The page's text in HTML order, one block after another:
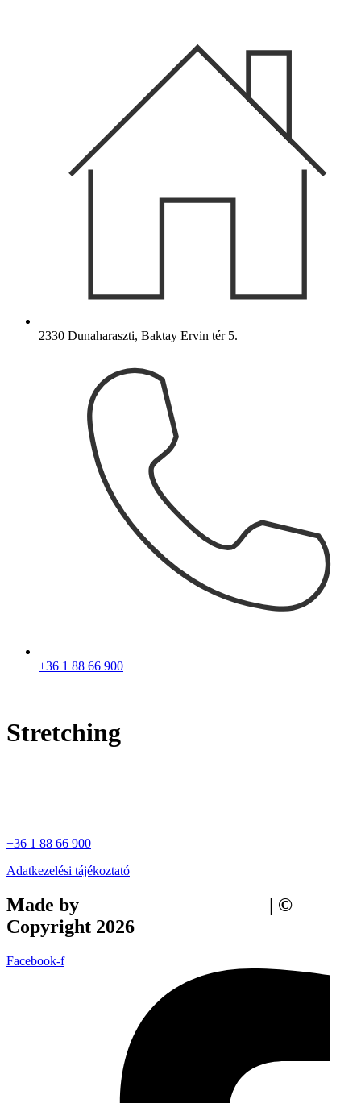
2330 Dunaharaszti, Baktay Ervin tér 5.
+36 1 88 66 900
Stretching
+36 1 88 66 900
Adatkezelési tájékoztató
Made by
| ©
Copyright 2026
Facebook-f